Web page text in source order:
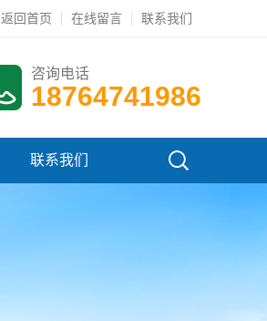
返回首页 在线留言 联系我们
咨询电话
18764741986
联系我们